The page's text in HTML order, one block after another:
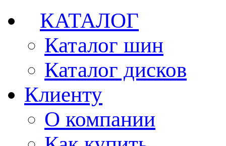
КАТАЛОГ
Каталог шин
Каталог дисков
Клиенту
О компании